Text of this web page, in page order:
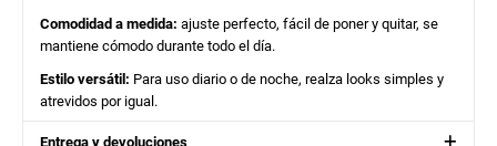
Comodidad a medida: ajuste perfecto, fácil de poner y quitar, se
mantiene cómodo durante todo el día.
Estilo versátil: Para uso diario o de noche, realza looks simples y
atrevidos por igual.
Entrega y devoluciones